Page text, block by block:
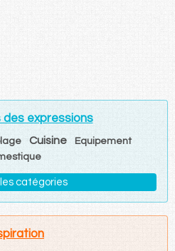
expressions
Cuisine
Equipement
catégories